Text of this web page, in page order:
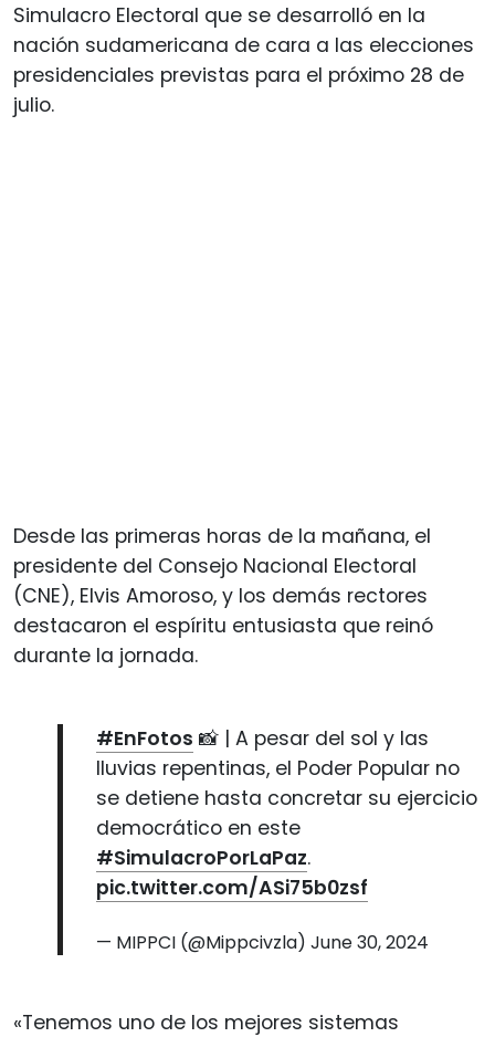
Simulacro Electoral que se desarrolló en la
nación sudamericana de cara a las elecciones
presidenciales previstas para el próximo 28 de
julio.
Desde las primeras horas de la mañana, el
presidente del Consejo Nacional Electoral
(CNE), Elvis Amoroso, y los demás rectores
destacaron el espíritu entusiasta que reinó
durante la jornada.
#EnFotos 📸 | A pesar del sol y las
lluvias repentinas, el Poder Popular no
se detiene hasta concretar su ejercicio
democrático en este
#SimulacroPorLaPaz.
pic.twitter.com/ASi75b0zsf
— MIPPCI (@Mippcivzla) June 30, 2024
«Tenemos uno de los mejores sistemas